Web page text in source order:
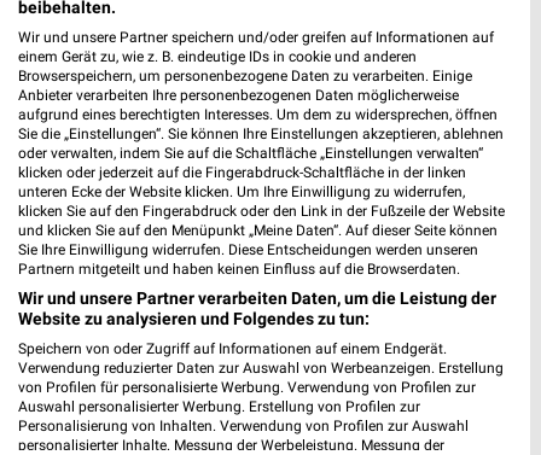
MEHR PROSPEKTE
weekli - Prospekte & Angebote App
Alle REWE Angebote immer griffbereit – mit der kostenlosen
weekli App für iOS & Android.
beibehalten.
Wir und unsere Partner speichern und/oder greifen auf Informationen auf
einem Gerät zu, wie z. B. eindeutige IDs in cookie und anderen
Browserspeichern, um personenbezogene Daten zu verarbeiten. Einige
Anbieter verarbeiten Ihre personenbezogenen Daten möglicherweise
aufgrund eines berechtigten Interesses. Um dem zu widersprechen, öffnen
Sie die „Einstellungen“. Sie können Ihre Einstellungen akzeptieren, ablehnen
oder verwalten, indem Sie auf die Schaltfläche „Einstellungen verwalten“
klicken oder jederzeit auf die Fingerabdruck-Schaltfläche in der linken
unteren Ecke der Website klicken. Um Ihre Einwilligung zu widerrufen,
klicken Sie auf den Fingerabdruck oder den Link in der Fußzeile der Website
und klicken Sie auf den Menüpunkt „Meine Daten“. Auf dieser Seite können
Sie Ihre Einwilligung widerrufen. Diese Entscheidungen werden unseren
Partnern mitgeteilt und haben keinen Einfluss auf die Browserdaten.
Wir und unsere Partner verarbeiten Daten, um die Leistung der
Website zu analysieren und Folgendes zu tun:
Speichern von oder Zugriff auf Informationen auf einem Endgerät.
Verwendung reduzierter Daten zur Auswahl von Werbeanzeigen. Erstellung
von Profilen für personalisierte Werbung. Verwendung von Profilen zur
Auswahl personalisierter Werbung. Erstellung von Profilen zur
Personalisierung von Inhalten. Verwendung von Profilen zur Auswahl
personalisierter Inhalte. Messung der Werbeleistung. Messung der